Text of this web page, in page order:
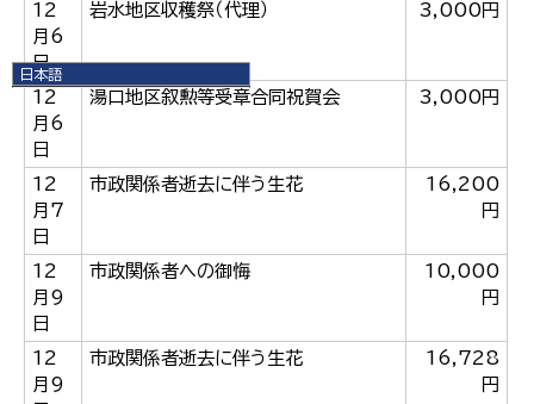
日本語
日本語
English
한국어
简体中文
繁體中文
12
月6
日
岩水地区収穫祭（代理） 3,000円
12
月6
日
湯口地区叙勲等受章合同祝賀会 3,000円
12
月7
日
市政関係者逝去に伴う生花
16,200
円
12
月9
日
市政関係者への御悔
10,000
円
12
月9
市政関係者逝去に伴う生花
16,728
円